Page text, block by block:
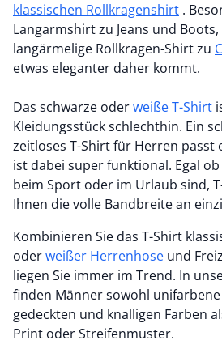
klassischen Rollkragenshirt .
Langarmshirt zu Jeans und
langärmelige Rollkragen-Shirt zu
etwas eleganter daher kommt.
Das schwarze oderweiße T-Shirt
Kleidungsstück schlechthin. Ein
zeitloses T-Shirt für Herren passt
ist dabei super funktional. Egal
beim Sport oder im Urlaub sind,
Ihnen die volle Bandbreite an
Kombinieren Sie das T-Shirt
oderweißer Herrenhose
liegen Sie immer im Trend. In
finden Männer sowohl unifarbene
gedeckten und knalligen Farben
Print oder Streifenmuster.